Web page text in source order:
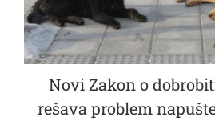
Novi Zakon o
rešava problem